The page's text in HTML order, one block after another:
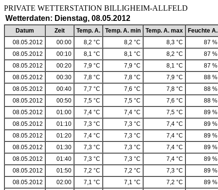
PRIVATE WETTERSTATION BILLIGHEIM-
Wetterdaten: Dienstag, 08.05.2012
Datum Zeit Temp. A. Temp. A. min Temp. A. max
Feuchte A.
08.05.2012
00:00 8,2 °C 8,2 °C 8,3 °C
87 %
08.05.2012
00:10 8,1 °C 8,1 °C 8,2 °C
87 %
08.05.2012
00:20 7,9 °C 7,9 °C 8,1 °C
87 %
08.05.2012
00:30 7,8 °C 7,8 °C 7,9 °C
88 %
08.05.2012
00:40 7,7 °C 7,6 °C 7,8 °C
88 %
08.05.2012
00:50 7,5 °C 7,5 °C 7,6 °C
88 %
08.05.2012
01:00 7,4 °C 7,4 °C 7,5 °C
89 %
08.05.2012
01:10 7,3 °C 7,3 °C 7,4 °C
89 %
08.05.2012
01:20 7,4 °C 7,3 °C 7,4 °C
89 %
08.05.2012
01:30 7,3 °C 7,3 °C 7,4 °C
89 %
08.05.2012
01:40 7,3 °C 7,3 °C 7,4 °C
89 %
08.05.2012
01:50 7,2 °C 7,2 °C 7,3 °C
89 %
08.05.2012
02:00 7,1 °C 7,1 °C 7,2 °C
89 %